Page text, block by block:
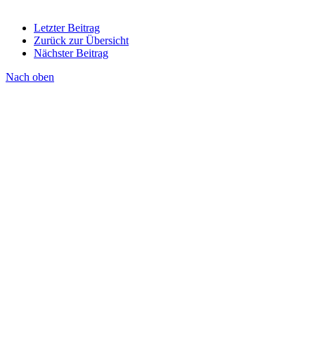
Letzter Beitrag
Zurück zur Übersicht
Nächster Beitrag
Nach oben